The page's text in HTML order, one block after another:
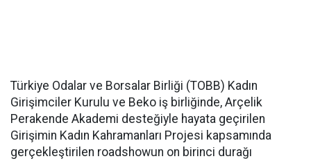
Türkiye Odalar ve Borsalar Birliği (TOBB) Kadın
Girişimciler Kurulu ve Beko iş birliğinde, Arçelik
Perakende Akademi desteğiyle hayata geçirilen
Girişimin Kadın Kahramanları Projesi kapsamında
gerçekleştirilen roadshowun on birinci durağı